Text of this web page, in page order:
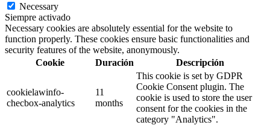
Necessary
Siempre activado
Necessary cookies are absolutely essential for the website to
function properly. These cookies ensure basic functionalities and
security features of the website, anonymously.
Cookie
Duración Descripción
cookielawinfo-
checbox-analytics
11
months
This cookie is set by GDPR
Cookie Consent plugin. The
cookie is used to store the user
consent for the cookies in the
category "Analytics".